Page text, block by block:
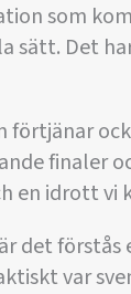
som
sätt. Det
förtjänar
finaler
en idrott vi
är det
var